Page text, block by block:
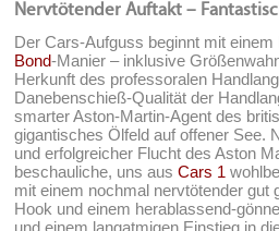
Nervtötender Auftakt –
Der Cars-Aufguss beginnt mit
Bond-Manier – inklusive
Herkunft des professoralen
Danebenschieß-Qualität der
smarter Aston-Martin-Agent des
gigantisches Ölfeld auf offener See.
und erfolgreicher Flucht des Aston
beschauliche, uns ausCars 1
mit einem nochmal nervtötender gut
Hook und einem herablassend-
und einem langatmigen Einstieg in